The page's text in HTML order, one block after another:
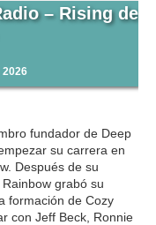
– Rising de
2026
fundador de Deep
su carrera en
Después de su
grabó su
formación de Cozy
con Jeff Beck, Ronnie